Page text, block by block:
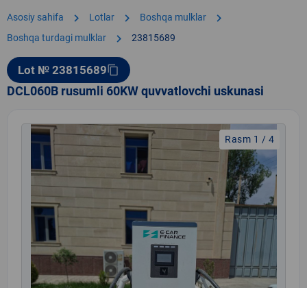
Asosiy sahifa chevron_right Lotlar chevron_right Boshqa mulklar chevron_right
Boshqa turdagi mulklar chevron_right 23815689
Lot № 23815689content_copy
DCL060B rusumli 60KW quvvatlovchi uskunasi
Rasm 1 / 4